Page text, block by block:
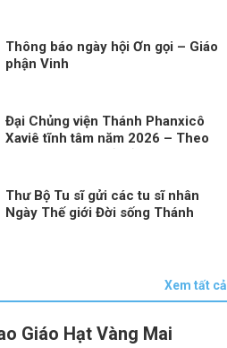
Thông báo ngày hội Ơn gọi – Giáo
phận Vinh
Đại Chủng viện Thánh Phanxicô
Xaviê tĩnh tâm năm 2026 – Theo
Thư Bộ Tu sĩ gửi các tu sĩ nhân
Ngày Thế giới Đời sống Thánh
Xem tất cả
Giáo Hạt Vàng Mai